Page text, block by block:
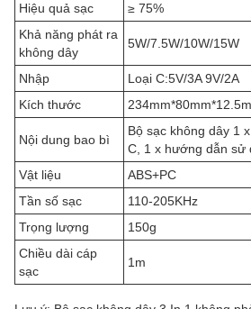
Hiệu quả sạc
≥ 75%
Khả năng phát ra
không dây
5W/7.5W/10W/15W
Nhập
Loại C:5V/3A 9V/2A
Kích thước
Nội dung bao bì
Bộ sạc không dây 1
C, 1 x hướng dẫn sử
Vật liệu
ABS+PC
Tần số sạc
110-205KHz
Trọng lượng
150g
Chiều dài cáp
sạc
1m